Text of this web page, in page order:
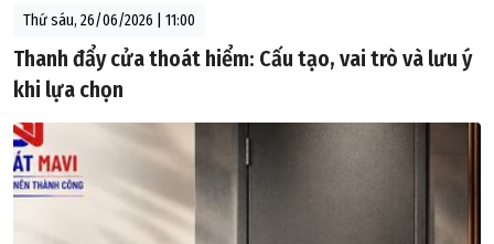
Thứ sáu, 26/06/2026 | 11:00
Thanh đẩy cửa thoát hiểm: Cấu tạo, vai trò và lưu ý
khi lựa chọn